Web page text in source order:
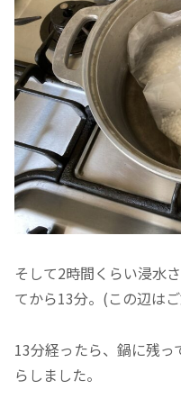
そして2時間くらい浸水
てから13分。(この辺は
13分経ったら、鍋に残
らしました。